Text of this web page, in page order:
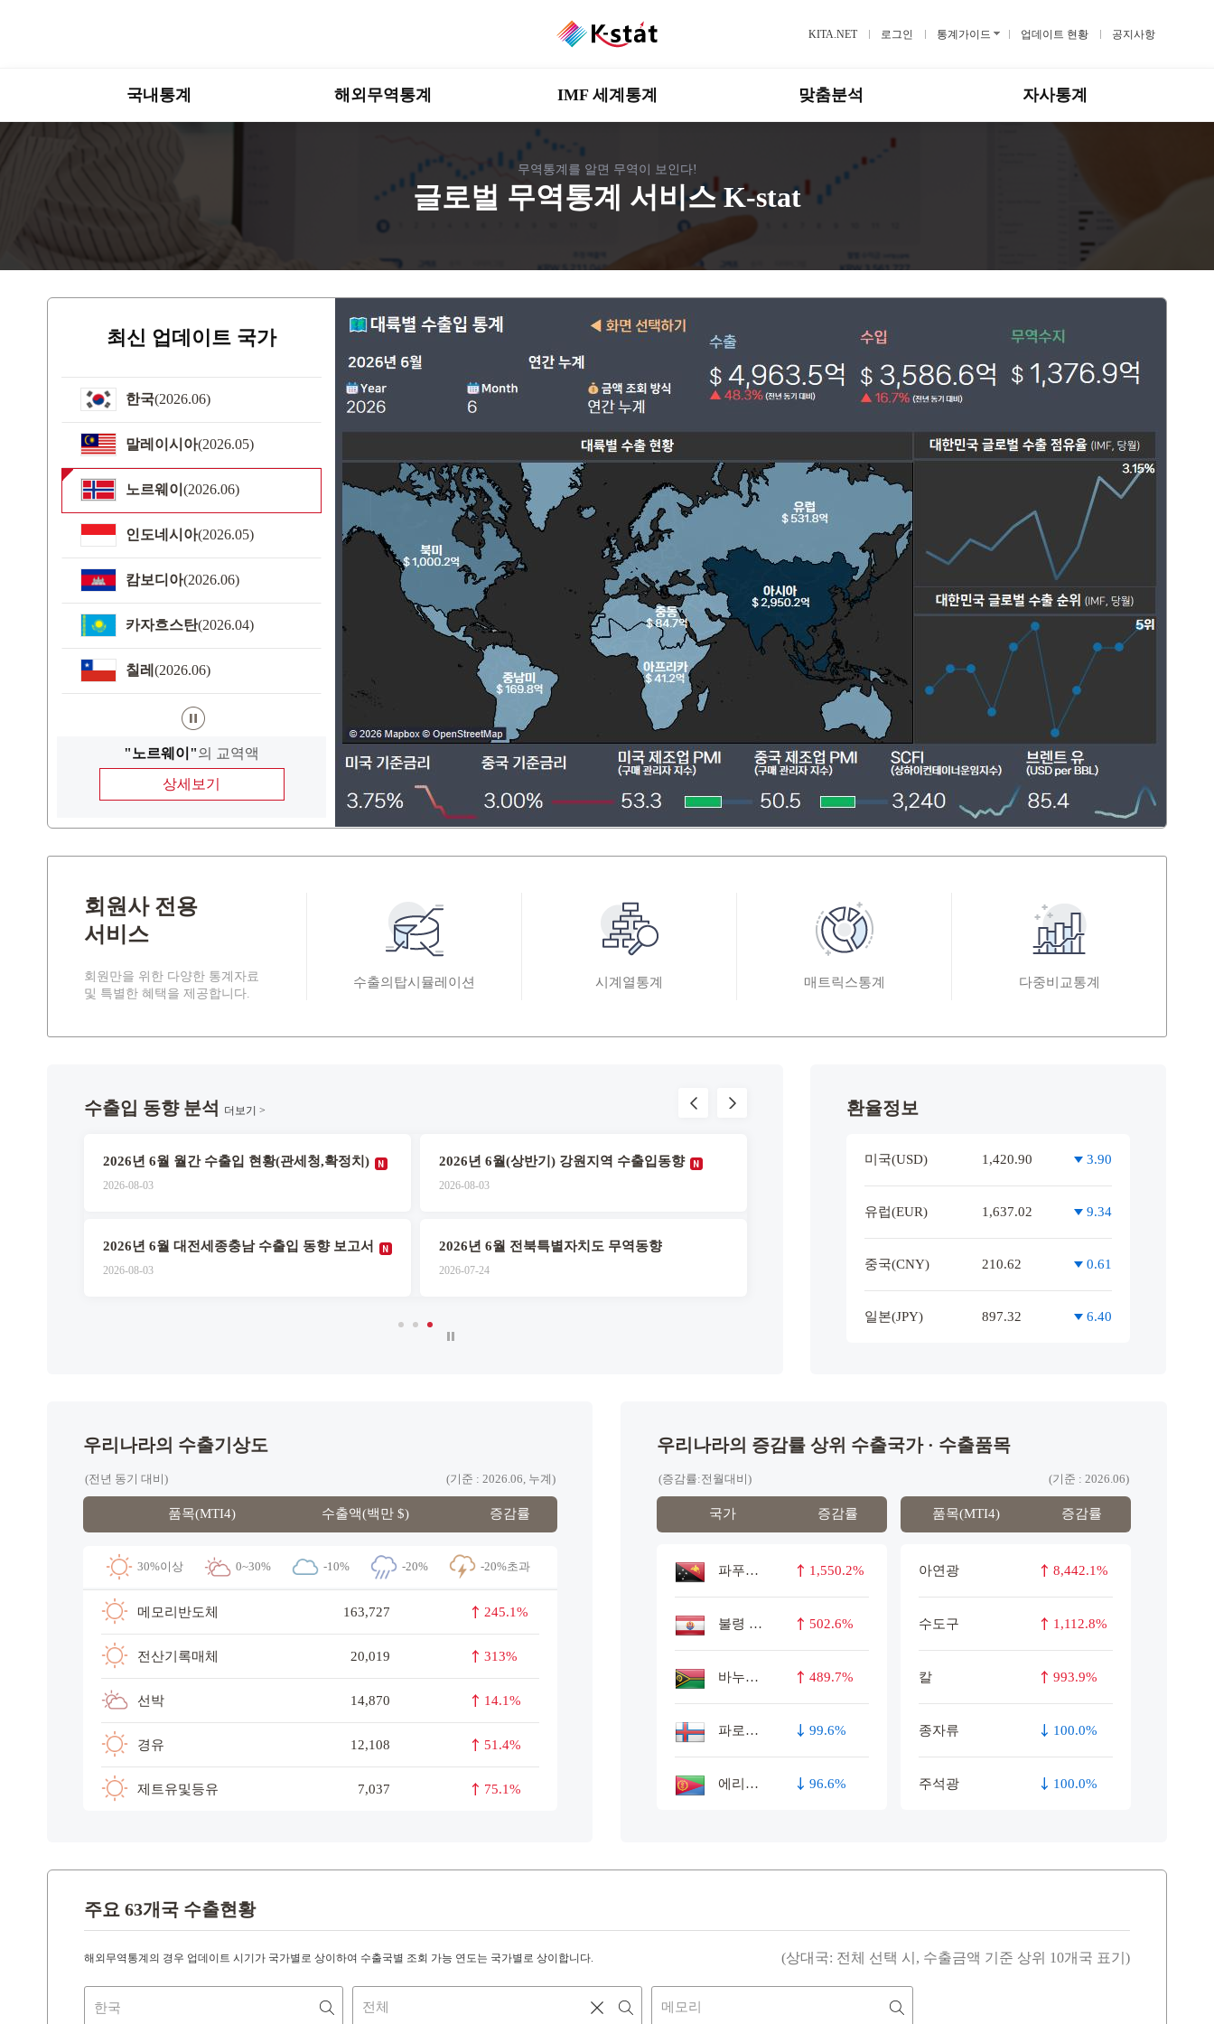
KITA.NET 로그인 통계가이드 업데이트 현황 공지사항
국내통계 해외무역통계 IMF 세계통계 맞춤분석 자사통계
무역통계를 알면 무역이 보인다!
글로벌 무역통계 서비스 K-stat
최신 업데이트 국가
한국(2026.06)
말레이시아(2026.05)
노르웨이 (2026.06)
인도네시아(2026.05)
캄보디아(2026.06)
카자흐스탄(2026.04)
칠레 (2026.06)
"노르웨이"의 교역액
상세보기
(기준 : 2026년 6월, 백만$)
20,493 18,789
회원사 전용
서비스
회원만을 위한 다양한 통계자료
및 특별한 혜택을 제공합니다.
수출의탑시뮬레이션 시계열통계 매트릭스통계 다중비교통계
수출입 동향 분석
2026년 6월 월간 수출입 현황(관세청,확정치)
2026-08-03
2026년 6월 대전세종충남 수출입 동향 보고서
2026-08-03
2026년 6월(상반기) 강원지역 수출입동향
2026-08-03
2026년 6월 전북특별자치도 무역동향
2026-07-24
경기북부 2026년 상반기 수출입 동향
2026-08-03
‹ ›
더보기 > 환율정보
미국(USD) 1,420.90 3.90
유럽(EUR) 1,637.02 9.34
중국(CNY) 210.62 0.61
일본(JPY) 897.32 6.40
우리나라의 수출기상도
(전년 동기 대비) (기준 : 2026.06, 누계)
품목(MTI4) 수출액(백만 $) 증감률
30%이상 0~30% -10% -20% -20%초과
메모리반도체 163,727 245.1%
전산기록매체 20,019 313%
선박 14,870 14.1%
경유 12,108 51.4%
제트유및등유 7,037 75.1%
우리나라의 증감률 상위 수출국가 · 수출품목
(증감률:전월대비)
국가 증감률
파푸아 뉴기니 1,550.2%
불령 폴리네시아 502.6%
바누아투 489.7%
파로에 군도 99.6%
에리트레아 96.6%
(기준 : 2026.06)
품목(MTI4) 증감률
아연광 8,442.1%
수도구 1,112.8%
칼 993.9%
종자류 100.0%
주석광 100.0%
주요 63개국 수출현황
해외무역통계의 경우 업데이트 시기가 국가별로 상이하여 수출국별 조회 가능 연도는 국가별로 상이합니다. (상대국: 전체 선택 시, 수출금액 기준 상위 10개국 표기)